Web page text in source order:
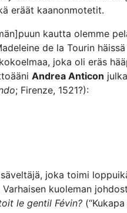
eräät kaanonmotetit.
kautta olemme
de la Tourin
joka oli eräs
Andrea Anticon
; Firenze, 1521?):
joka toimi
kuoleman
le gentil Févin?